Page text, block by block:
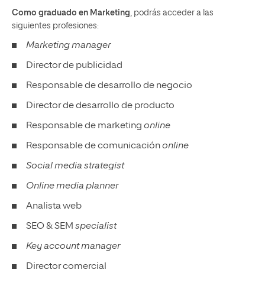
Como graduado en Marketing, podrás acceder a las
siguientes profesiones:
Marketing manager
Director de publicidad
Responsable de desarrollo de negocio
Director de desarrollo de producto
Responsable de marketing online
Responsable de comunicaciónonline
Social media strategist
Online media planner
Analista web
SEO & SEM specialist
Key account manager
Director comercial